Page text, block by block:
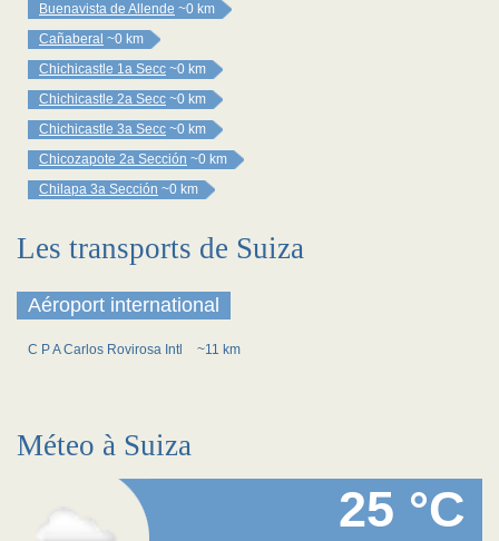
Buenavista de Allende ~0 km
Cañaberal ~0 km
Chichicastle 1a Secc ~0 km
Chichicastle 2a Secc ~0 km
Chichicastle 3a Secc ~0 km
Chicozapote 2a Sección ~0 km
Chilapa 3a Sección ~0 km
Les transports de Suiza
Aéroport international
C P A Carlos Rovirosa Intl ~11 km
Méteo à Suiza
25 °C